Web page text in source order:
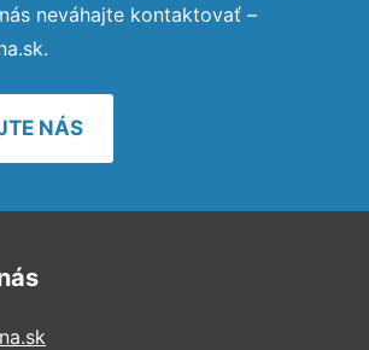
neváhajte kontaktovať –
NÁS